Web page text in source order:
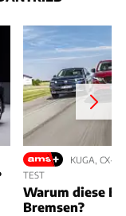
KUGA, CX-5,
TEST
Warum diese
Bremsen?